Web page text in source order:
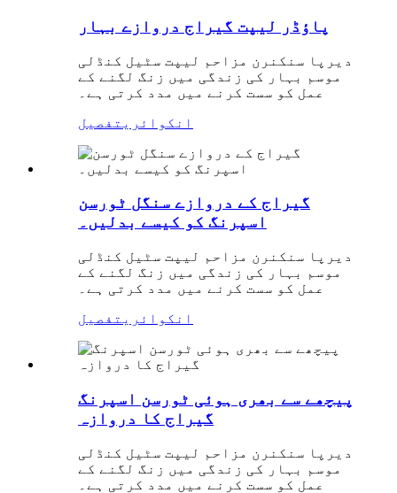
پاؤڈر لیپت گیراج دروازے بہار
دیرپا سنکنرن مزاحم لیپت سٹیل کنڈلی
موسم بہار کی زندگی میں زنگ لگنے کے
عمل کو سست کرنے میں مدد کرتی ہے۔
انکوائری تفصیل
گیراج کے دروازے سنگل ٹورسن
اسپرنگ کو کیسے بدلیں۔
دیرپا سنکنرن مزاحم لیپت سٹیل کنڈلی
موسم بہار کی زندگی میں زنگ لگنے کے
عمل کو سست کرنے میں مدد کرتی ہے۔
انکوائری تفصیل
پیچھے سے بھری ہوئی ٹورسن اسپرنگ
گیراج کا دروازہ
دیرپا سنکنرن مزاحم لیپت سٹیل کنڈلی
موسم بہار کی زندگی میں زنگ لگنے کے
عمل کو سست کرنے میں مدد کرتی ہے۔